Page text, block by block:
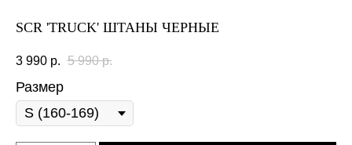
SCR 'TRUCK' ШТАНЫ ЧЕРНЫЕ
3 990 р. 5 990 р.
Размер